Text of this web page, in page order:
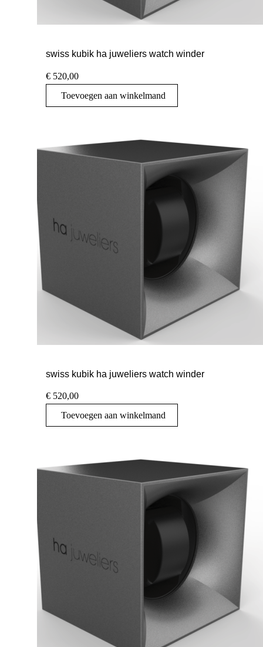
swiss kubik ha juweliers watch winder
€ 520,00
Toevoegen aan winkelmand
swiss kubik ha juweliers watch winder
€ 520,00
Toevoegen aan winkelmand